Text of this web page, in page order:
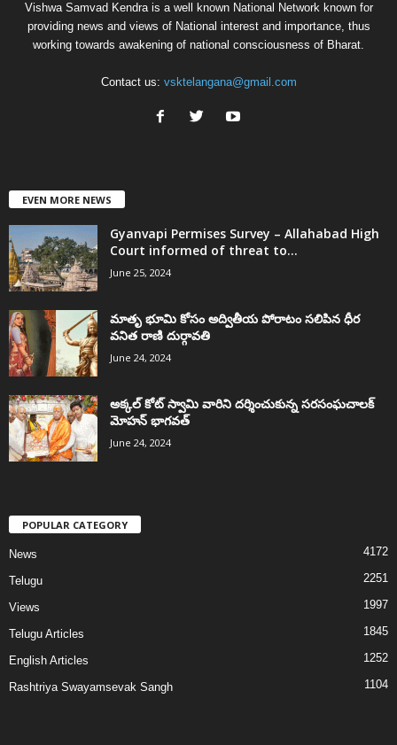
Vishwa Samvad Kendra is a well known National Network known for
providing news and views of National interest and importance, thus
working towards awakening of national consciousness of Bharat.
Contact us: vsktelangana@gmail.com
EVEN MORE NEWS
Gyanvapi Permises Survey – Allahabad High
Court informed of threat to...
June 25, 2024
మాతృ భూమి కోసం అద్వితీయ పోరాటం సలిపిన ధీర
వనిత రాణి దుర్గావతి
June 24, 2024
అక్కల్‌ కోట్‌ స్వామి వారిని దర్శించుకున్న సరసంఘచాలక్
మోహన్ భాగవత్
June 24, 2024
POPULAR CATEGORY
News 4172
Telugu 2251
Views 1997
Telugu Articles 1845
English Articles 1252
Rashtriya Swayamsevak Sangh 1104